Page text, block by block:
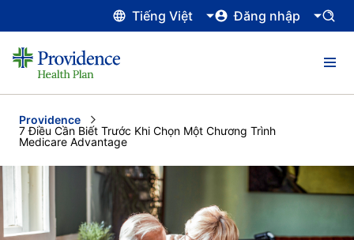
Tiếng Việt Đăng nhập
Providence
Current:
7 Điều Cần Biết Trước Khi Chọn Một Chương Trình
Medicare Advantage